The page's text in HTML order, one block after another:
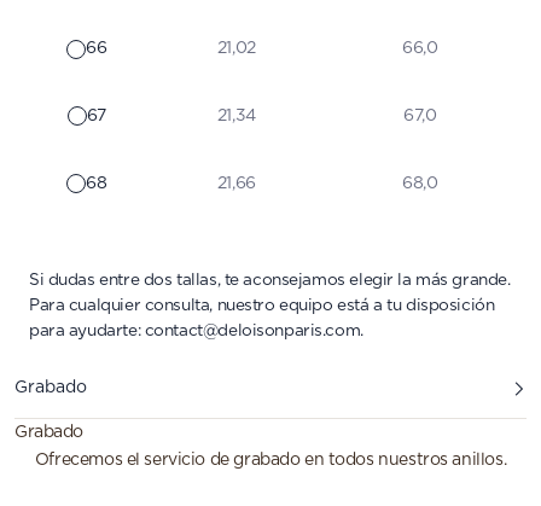
66 21,02 66,0
67 21,34 67,0
68 21,66 68,0
Si dudas entre dos tallas, te aconsejamos elegir la más grande.
Para cualquier consulta, nuestro equipo está a tu disposición
para ayudarte: contact@deloisonparis.com.
Grabado
Grabado
Ofrecemos el servicio de grabado en todos nuestros anillos.